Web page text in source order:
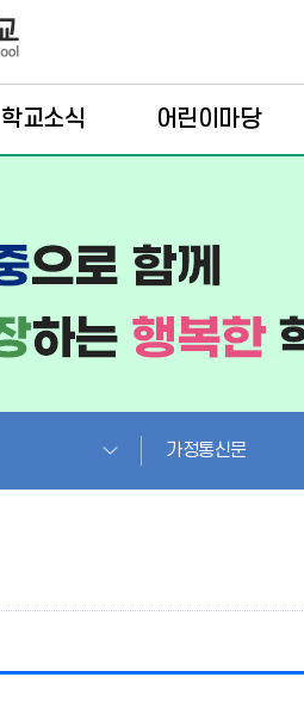
학교소식 어린이마당
가정통신문